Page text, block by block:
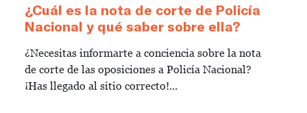
¿Cuál es la nota de corte de Policía
Nacional y qué saber sobre ella?
¿Necesitas informarte a conciencia sobre la nota
de corte de las oposiciones a Policía Nacional?
¡Has llegado al sitio correcto!...